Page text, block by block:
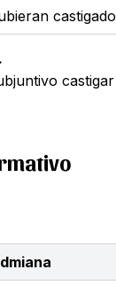
castigado
castigar